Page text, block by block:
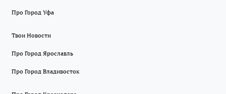
Про Город Уфа
Твои Новости
Про Город Ярославль
Про Город Владивосток